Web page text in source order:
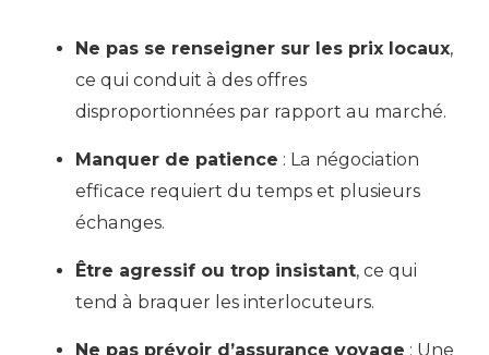
Ne pas se renseigner sur les prix locaux,
ce qui conduit à des offres
disproportionnées par rapport au marché.
Manquer de patience : La négociation
efficace requiert du temps et plusieurs
échanges.
Être agressif ou trop insistant, ce qui
tend à braquer les interlocuteurs.
Ne pas prévoir d’assurance voyage : Une